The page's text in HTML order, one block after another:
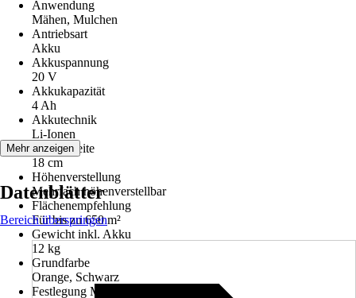
Anwendung
Mähen, Mulchen
Antriebsart
Akku
Akkuspannung
20 V
Akkukapazität
4 Ah
Akkutechnik
Li-Ionen
Schnittbreite
18 cm
Höhenverstellung
Mehrfach höhenverstellbar
Flächenempfehlung
Für bis zu 650 m²
Gewicht inkl. Akku
12 kg
Grundfarbe
Orange, Schwarz
Festlegung Mähbereich
Mehr anzeigen
Datenblätter
Bereich überspringen